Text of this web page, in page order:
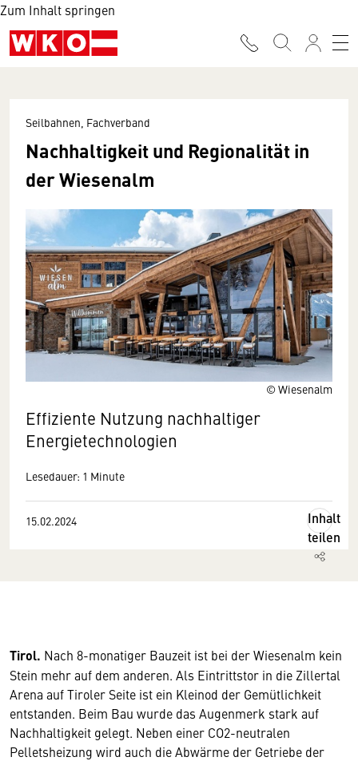
Zum Inhalt springen
© Wiesenalm
Seilbahnen, Fachverband
Nachhaltigkeit und Regionalität in
der Wiesenalm
Effiziente Nutzung nachhaltiger
Energietechnologien
Lesedauer: 1 Minute
15.02.2024
Inhalt
teilen
Tirol. Nach 8-monatiger Bauzeit ist bei der Wiesenalm kein
Stein mehr auf dem anderen. Als Eintrittstor in die Zillertal
Arena auf Tiroler Seite ist ein Kleinod der Gemütlichkeit
entstanden. Beim Bau wurde das Augenmerk stark auf
Nachhaltigkeit gelegt. Neben einer CO2-neutralen
Pelletsheizung wird auch die Abwärme der Getriebe der